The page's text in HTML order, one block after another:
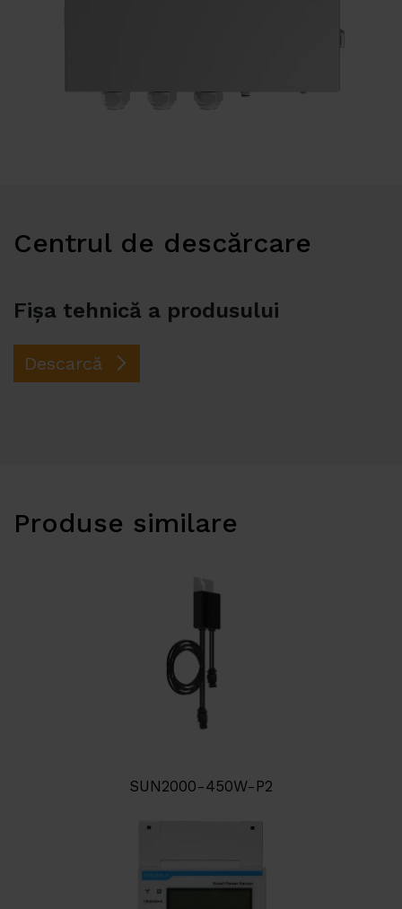
Centrul de descărcare
Fișa tehnică a produsului
Descarcă
Produse similare
SUN2000-450W-P2